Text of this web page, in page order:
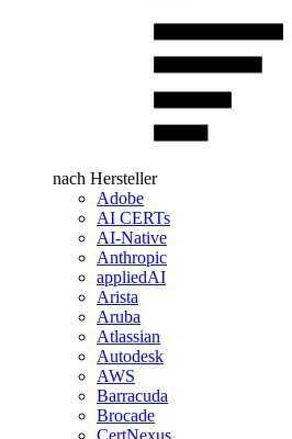
nach Hersteller
Adobe
AI CERTs
AI-Native
Anthropic
appliedAI
Arista
Aruba
Atlassian
Autodesk
AWS
Barracuda
Brocade
CertNexus